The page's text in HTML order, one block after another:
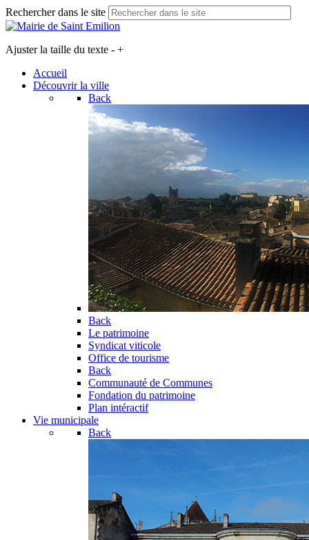
Rechercher dans le site
Ajuster la taille du texte - +
Accueil
Découvrir la ville
Back
Back
Le patrimoine
Syndicat viticole
Office de tourisme
Back
Communauté de Communes
Fondation du patrimoine
Plan intéractif
Vie municipale
Back